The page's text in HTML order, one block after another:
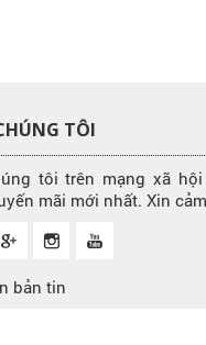
TÔI
tôi trên mạng xã
mãi mới nhất. Xin
bản tin